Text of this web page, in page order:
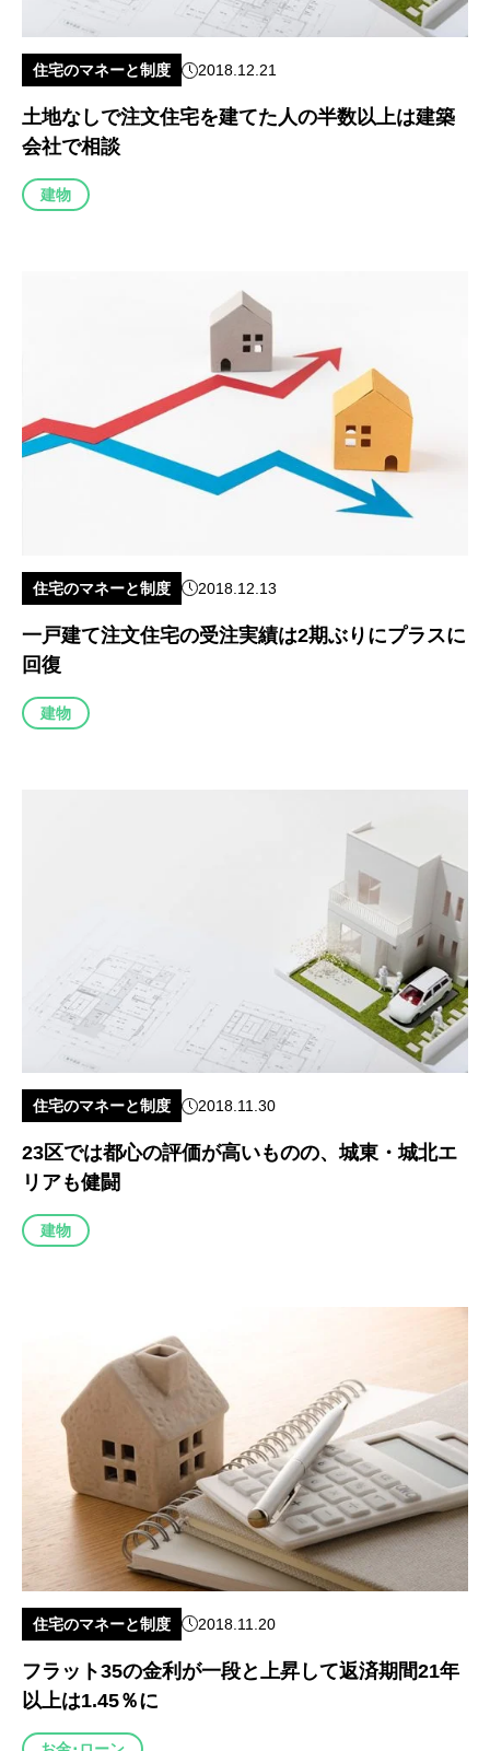
住宅のマネーと制度 2018.12.21
土地なしで注文住宅を建てた人の半数以上は建築
会社で相談
建物
住宅のマネーと制度 2018.12.13
一戸建て注文住宅の受注実績は2期ぶりにプラスに
回復
建物
住宅のマネーと制度 2018.11.30
23区では都心の評価が高いものの、城東・城北エ
リアも健闘
建物
住宅のマネーと制度 2018.11.20
フラット35の金利が一段と上昇して返済期間21年
以上は1.45％に